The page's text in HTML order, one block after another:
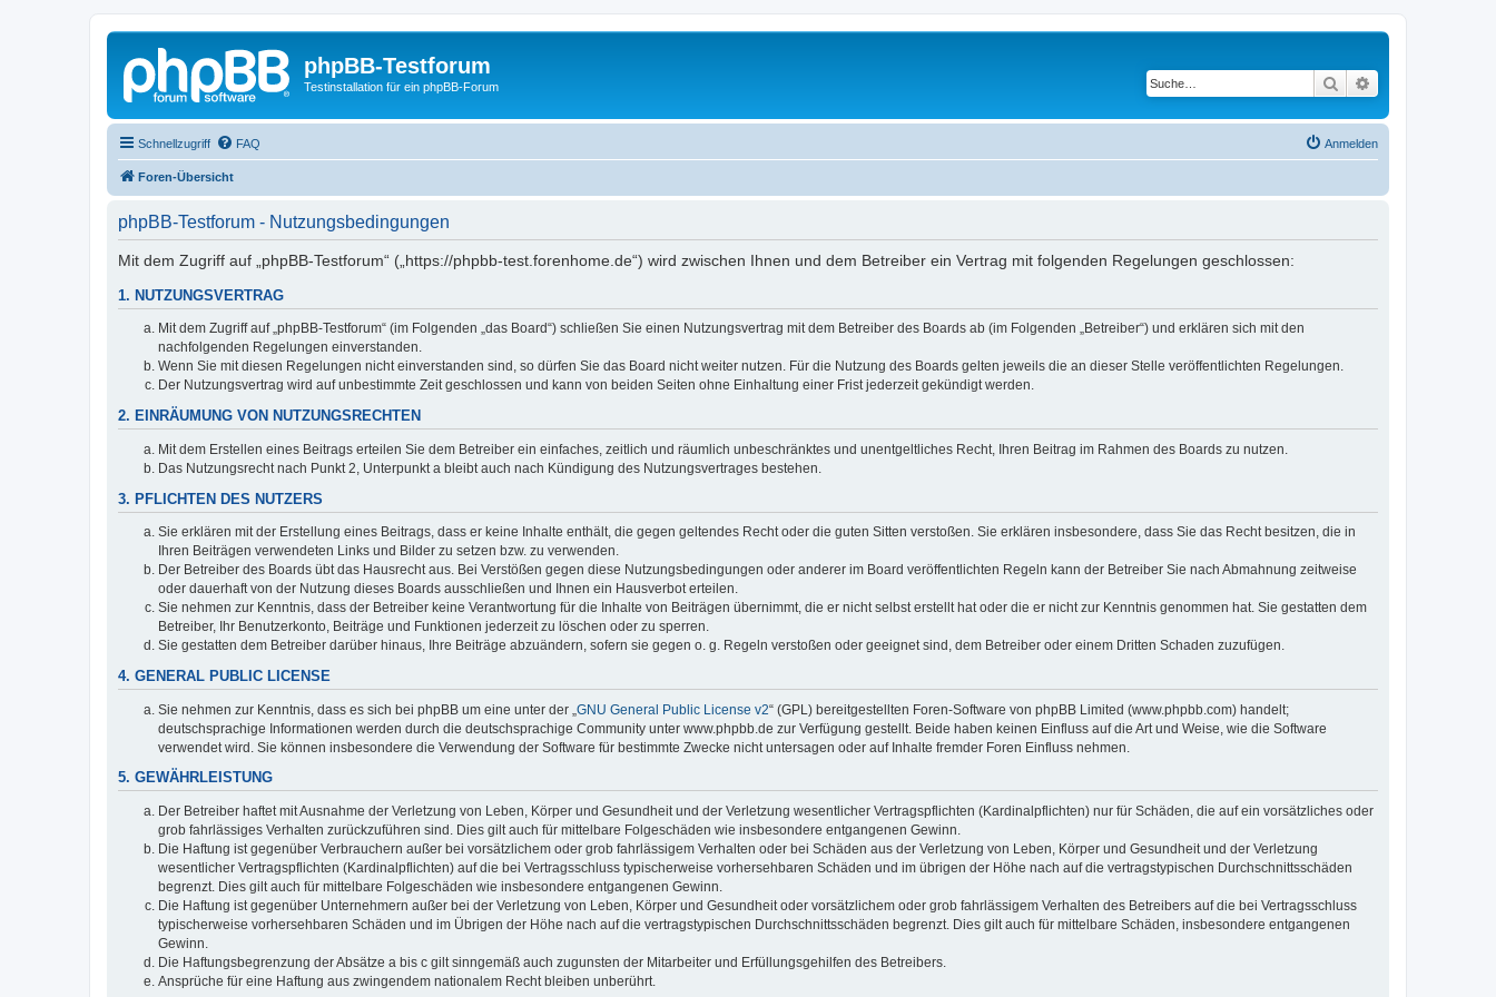
phpBB-Testforum
Testinstallation für ein phpBB-Forum Suche
Schnellzugriff FAQ Anmelden
Foren-Übersicht
phpBB-Testforum - Nutzungsbedingungen
Mit dem Zugriff auf „phpBB-Testforum“ („https://phpbb-test.forenhome.de“) wird zwischen Ihnen und dem Betreiber ein Vertrag mit folgenden Regelungen geschlossen:
1. NUTZUNGSVERTRAG
Mit dem Zugriff auf „phpBB-Testforum“ (im Folgenden „das Board“) schließen Sie einen Nutzungsvertrag mit dem Betreiber des Boards ab (im Folgenden „Betreiber“) und erklären sich mit den
nachfolgenden Regelungen einverstanden.
Wenn Sie mit diesen Regelungen nicht einverstanden sind, so dürfen Sie das Board nicht weiter nutzen. Für die Nutzung des Boards gelten jeweils die an dieser Stelle veröffentlichten Regelungen.
Der Nutzungsvertrag wird auf unbestimmte Zeit geschlossen und kann von beiden Seiten ohne Einhaltung einer Frist jederzeit gekündigt werden.
2. EINRÄUMUNG VON NUTZUNGSRECHTEN
Mit dem Erstellen eines Beitrags erteilen Sie dem Betreiber ein einfaches, zeitlich und räumlich unbeschränktes und unentgeltliches Recht, Ihren Beitrag im Rahmen des Boards zu nutzen.
Das Nutzungsrecht nach Punkt 2, Unterpunkt a bleibt auch nach Kündigung des Nutzungsvertrages bestehen.
3. PFLICHTEN DES NUTZERS
Sie erklären mit der Erstellung eines Beitrags, dass er keine Inhalte enthält, die gegen geltendes Recht oder die guten Sitten verstoßen. Sie erklären insbesondere, dass Sie das Recht besitzen, die in
Ihren Beiträgen verwendeten Links und Bilder zu setzen bzw. zu verwenden.
Der Betreiber des Boards übt das Hausrecht aus. Bei Verstößen gegen diese Nutzungsbedingungen oder anderer im Board veröffentlichten Regeln kann der Betreiber Sie nach Abmahnung zeitweise
oder dauerhaft von der Nutzung dieses Boards ausschließen und Ihnen ein Hausverbot erteilen.
Sie nehmen zur Kenntnis, dass der Betreiber keine Verantwortung für die Inhalte von Beiträgen übernimmt, die er nicht selbst erstellt hat oder die er nicht zur Kenntnis genommen hat. Sie gestatten dem
Betreiber, Ihr Benutzerkonto, Beiträge und Funktionen jederzeit zu löschen oder zu sperren.
Sie gestatten dem Betreiber darüber hinaus, Ihre Beiträge abzuändern, sofern sie gegen o. g. Regeln verstoßen oder geeignet sind, dem Betreiber oder einem Dritten Schaden zuzufügen.
4. GENERAL PUBLIC LICENSE
Sie nehmen zur Kenntnis, dass es sich bei phpBB um eine unter der „ GNU General Public License v2“ (GPL) bereitgestellten Foren-Software von phpBB Limited (www.phpbb.com) handelt;
deutschsprachige Informationen werden durch die deutschsprachige Community unter www.phpbb.de zur Verfügung gestellt. Beide haben keinen Einfluss auf die Art und Weise, wie die Software
verwendet wird. Sie können insbesondere die Verwendung der Software für bestimmte Zwecke nicht untersagen oder auf Inhalte fremder Foren Einfluss nehmen.
5. GEWÄHRLEISTUNG
Der Betreiber haftet mit Ausnahme der Verletzung von Leben, Körper und Gesundheit und der Verletzung wesentlicher Vertragspflichten (Kardinalpflichten) nur für Schäden, die auf ein vorsätzliches oder
grob fahrlässiges Verhalten zurückzuführen sind. Dies gilt auch für mittelbare Folgeschäden wie insbesondere entgangenen Gewinn.
Die Haftung ist gegenüber Verbrauchern außer bei vorsätzlichem oder grob fahrlässigem Verhalten oder bei Schäden aus der Verletzung von Leben, Körper und Gesundheit und der Verletzung
wesentlicher Vertragspflichten (Kardinalpflichten) auf die bei Vertragsschluss typischerweise vorhersehbaren Schäden und im übrigen der Höhe nach auf die vertragstypischen Durchschnittsschäden
begrenzt. Dies gilt auch für mittelbare Folgeschäden wie insbesondere entgangenen Gewinn.
Die Haftung ist gegenüber Unternehmern außer bei der Verletzung von Leben, Körper und Gesundheit oder vorsätzlichem oder grob fahrlässigem Verhalten des Betreibers auf die bei Vertragsschluss
typischerweise vorhersehbaren Schäden und im Übrigen der Höhe nach auf die vertragstypischen Durchschnittsschäden begrenzt. Dies gilt auch für mittelbare Schäden, insbesondere entgangenen
Gewinn.
Die Haftungsbegrenzung der Absätze a bis c gilt sinngemäß auch zugunsten der Mitarbeiter und Erfüllungsgehilfen des Betreibers.
Ansprüche für eine Haftung aus zwingendem nationalem Recht bleiben unberührt.